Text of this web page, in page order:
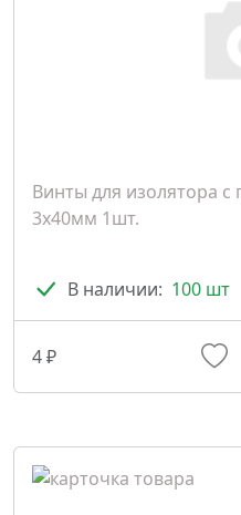
Винты для изолятора
3х40мм 1шт.
В наличии: 100 шт
4 ₽